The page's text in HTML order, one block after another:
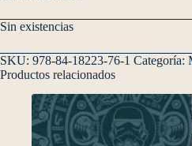
Sin existencias
SKU: 978-84-18223-76-1 Categoría:
Productos relacionados